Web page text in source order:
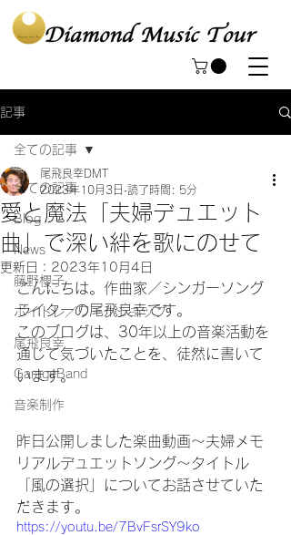
記事
全ての記事
Blog
News
藤野櫻子
ボイトレ／ワークショップ
尾飛良幸
GarageBand
音楽制作
全ての記事
愛と魔法「夫婦デュエット
曲」で深い絆を歌にのせて
尾飛良幸DMT
2023年10月3日 読了時間: 5分
更新日： 2023年10月4日
こんにちは。作曲家／シンガーソング
ライターの尾飛良幸です。
このブログは、30年以上の音楽活動を
通じて気づいたことを、徒然に書いて
います。
昨日公開しました楽曲動画～夫婦メモ
リアルデュエットソング～タイトル
「風の選択」についてお話させていた
だきます。
https://youtu.be/7BvFsrSY9ko